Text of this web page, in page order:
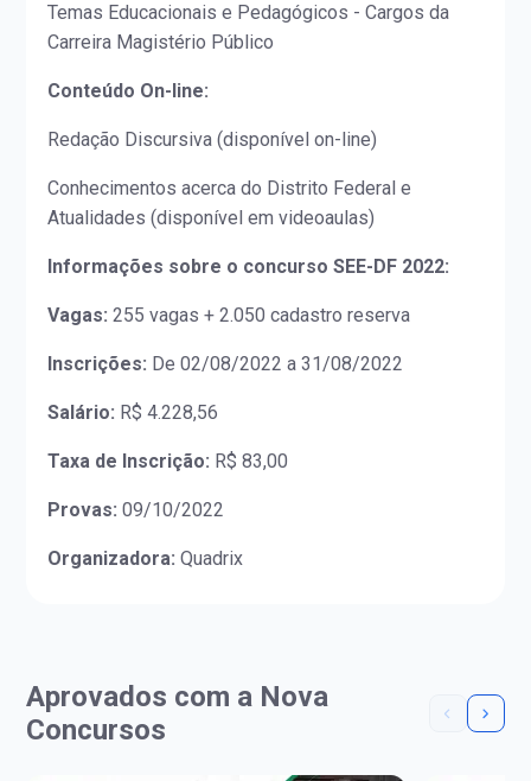
Temas Educacionais e Pedagógicos - Cargos da
Carreira Magistério Público
Conteúdo On-line:
Redação Discursiva (disponível on-line)
Conhecimentos acerca do Distrito Federal e
Atualidades (disponível em videoaulas)
Informações sobre o concurso SEE-DF 2022:
Vagas: 255 vagas + 2.050 cadastro reserva
Inscrições: De 02/08/2022 a 31/08/2022
Salário: R$ 4.228,56
Taxa de Inscrição: R$ 83,00
Provas: 09/10/2022
Organizadora: Quadrix
Aprovados com a Nova
Concursos